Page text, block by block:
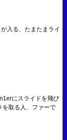
入る、たまたまライ
にスライドを飛び
を取る人、ファーで